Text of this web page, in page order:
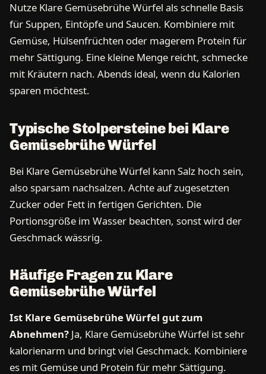
Nutze Klare Gemüsebrühe Würfel als schnelle Basis
für Suppen, Eintöpfe und Saucen. Kombiniere mit
Gemüse, Hülsenfrüchten oder magerem Protein für
mehr Sättigung. Eine kleine Menge reicht, schmecke
mit Kräutern nach. Abends ideal, wenn du Kalorien
sparen möchtest.
Typische Stolpersteine bei Klare
Gemüsebrühe Würfel
Bei Klare Gemüsebrühe Würfel kann Salz hoch sein,
also sparsam nachsalzen. Achte auf zugesetzten
Zucker oder Fett in fertigen Gerichten. Die
Portionsgröße im Wasser beachten, sonst wird der
Geschmack wässrig.
Häufige Fragen zu Klare
Gemüsebrühe Würfel
Ist Klare Gemüsebrühe Würfel gut zum
Abnehmen? Ja, Klare Gemüsebrühe Würfel ist sehr
kalorienarm und bringt viel Geschmack. Kombiniere
es mit Gemüse und Protein für mehr Sättigung.